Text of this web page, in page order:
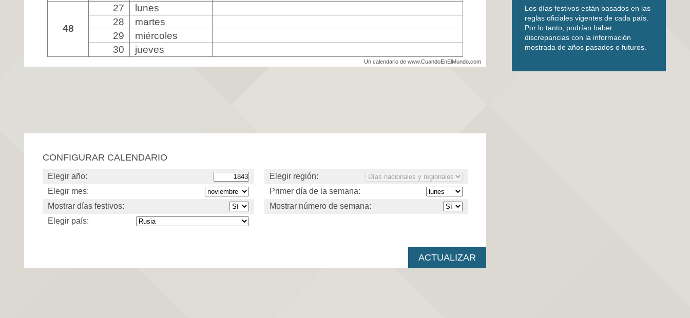
48
27
lunes
28
martes
29
miércoles
30
jueves
Un calendario de www.CuandoEnElMundo.com
CONFIGURAR CALENDARIO
Elegir año:
Elegir mes:
Mostrar días festivos:
Elegir país:
Elegir región:
Primer día de la semana:
Mostrar número de semana:
Los días festivos están basados en las
reglas oficiales vigentes de cada país.
Por lo tanto, podrían haber
discrepancias con la información
mostrada de años pasados o futuros.